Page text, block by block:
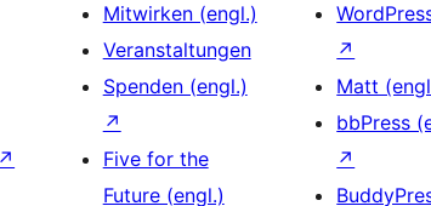
↗
Mitwirken (engl.)
Veranstaltungen
Spenden (engl.)
↗
Five for the
Future (engl.)
↗
Matt
bbPress
↗